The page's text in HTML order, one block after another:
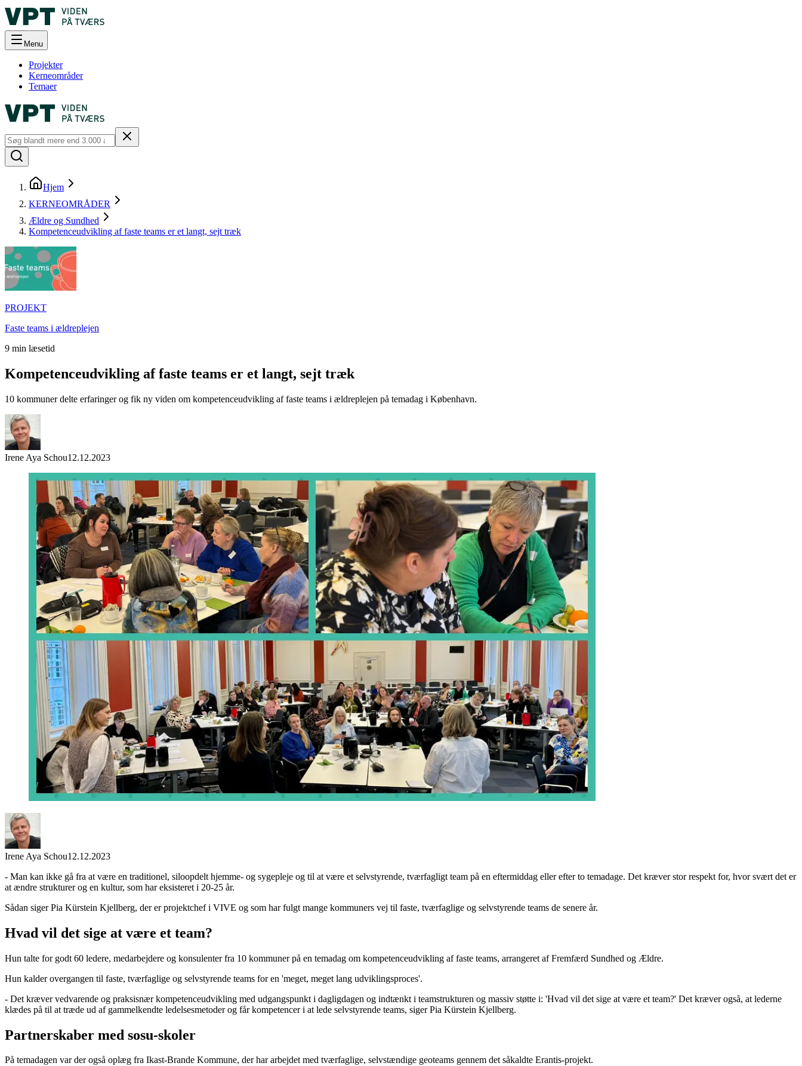
Menu
Projekter
Kerneområder
Temaer
Hjem
KERNEOMRÅDER
Ældre og Sundhed
Kompetenceudvikling af faste teams er et langt, sejt træk
PROJEKT
Faste teams i ældreplejen
9 min læsetid
Kompetenceudvikling af faste teams er et langt, sejt træk
10 kommuner delte erfaringer og fik ny viden om kompetenceudvikling af faste teams i ældreplejen på temadag i København.
Irene Aya Schou12.12.2023
Irene Aya Schou12.12.2023
- Man kan ikke gå fra at være en traditionel, siloopdelt hjemme- og sygepleje og til at være et selvstyrende, tværfagligt team på en eftermiddag eller efter to temadage. Det kræver stor respekt for, hvor svært det er
at ændre strukturer og en kultur, som har eksisteret i 20-25 år.
Sådan siger Pia Kürstein Kjellberg, der er projektchef i VIVE og som har fulgt mange kommuners vej til faste, tværfaglige og selvstyrende teams de senere år.
Hvad vil det sige at være et team?
Hun talte for godt 60 ledere, medarbejdere og konsulenter fra 10 kommuner på en temadag om kompetenceudvikling af faste teams, arrangeret af Fremfærd Sundhed og Ældre.
Hun kalder overgangen til faste, tværfaglige og selvstyrende teams for en 'meget, meget lang udviklingsproces'.
- Det kræver vedvarende og praksisnær kompetenceudvikling med udgangspunkt i dagligdagen og indtænkt i teamstrukturen og massiv støtte i: 'Hvad vil det sige at være et team?' Det kræver også, at lederne
klædes på til at træde ud af gammelkendte ledelsesmetoder og får kompetencer i at lede selvstyrende teams, siger Pia Kürstein Kjellberg.
Partnerskaber med sosu-skoler
På temadagen var der også oplæg fra Ikast-Brande Kommune, der har arbejdet med tværfaglige, selvstændige geoteams gennem det såkaldte Erantis-projekt.